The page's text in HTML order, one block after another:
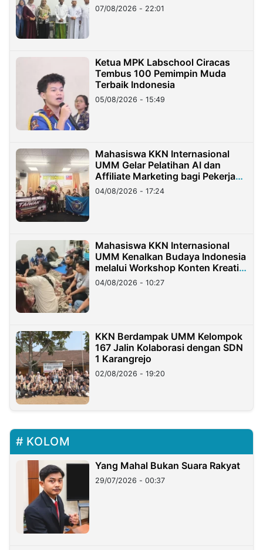
07/08/2026 - 22:01
Ketua MPK Labschool Ciracas
Tembus 100 Pemimpin Muda
Terbaik Indonesia
05/08/2026 - 15:49
Mahasiswa KKN Internasional
UMM Gelar Pelatihan AI dan
Affiliate Marketing bagi Pekerja
Migran Indonesia di Taiwan
04/08/2026 - 17:24
Mahasiswa KKN Internasional
UMM Kenalkan Budaya Indonesia
melalui Workshop Konten Kreatif
di Taiwan
04/08/2026 - 10:27
KKN Berdampak UMM Kelompok
167 Jalin Kolaborasi dengan SDN
1 Karangrejo
02/08/2026 - 19:20
KOLOM
Yang Mahal Bukan Suara Rakyat
29/07/2026 - 00:37